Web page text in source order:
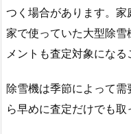
つく場合があります。
家で使っていた大型除
メントも査定対象になる
除雪機は季節によって
ら早めに査定だけでも取